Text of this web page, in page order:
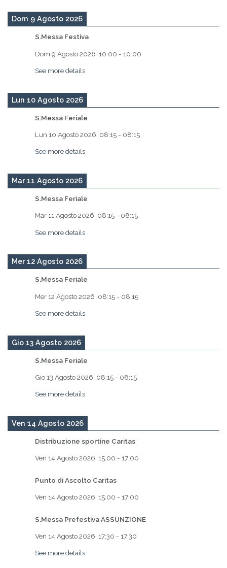
Dom 9 Agosto 2026
S.Messa Festiva
Dom 9 Agosto 2026 10:00 - 10:00
See more details
Lun 10 Agosto 2026
S.Messa Feriale
Lun 10 Agosto 2026 08:15 - 08:15
See more details
Mar 11 Agosto 2026
S.Messa Feriale
Mar 11 Agosto 2026 08:15 - 08:15
See more details
Mer 12 Agosto 2026
S.Messa Feriale
Mer 12 Agosto 2026 08:15 - 08:15
See more details
Gio 13 Agosto 2026
S.Messa Feriale
Gio 13 Agosto 2026 08:15 - 08:15
See more details
Ven 14 Agosto 2026
Distribuzione sportine Caritas
Ven 14 Agosto 2026 15:00 - 17:00
Punto di Ascolto Caritas
Ven 14 Agosto 2026 15:00 - 17:00
S.Messa Prefestiva ASSUNZIONE
Ven 14 Agosto 2026 17:30 - 17:30
See more details